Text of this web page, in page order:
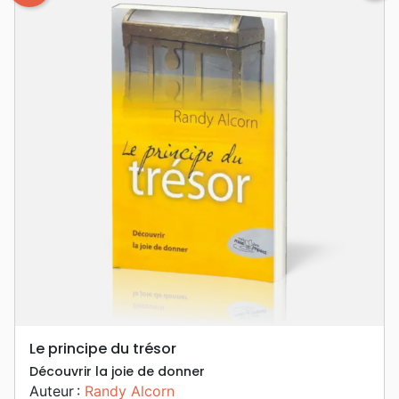
Le principe du trésor
Découvrir la joie de donner
Auteur : Randy Alcorn